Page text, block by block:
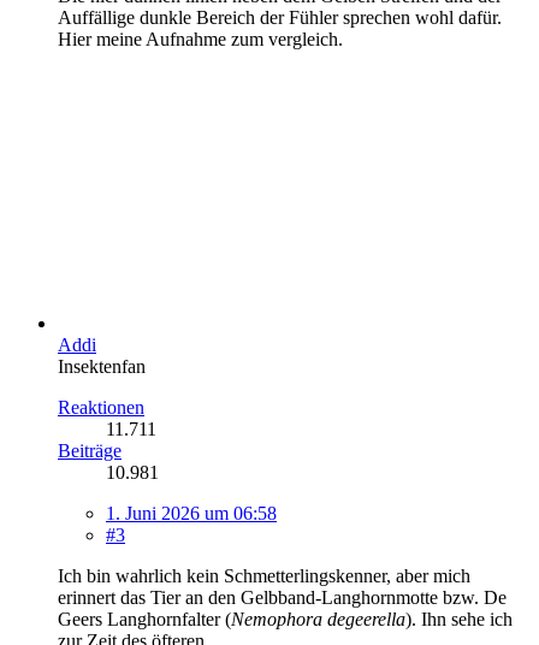
Auffällige dunkle Bereich der Fühler sprechen wohl dafür.
Hier meine Aufnahme zum vergleich.
Addi
Insektenfan
Reaktionen
11.711
Beiträge
10.981
1. Juni 2026 um 06:58
#3
Ich bin wahrlich kein Schmetterlingskenner, aber mich
erinnert das Tier an den Gelbband-Langhornmotte bzw. De
Geers Langhornfalter (Nemophora degeerella). Ihn sehe ich
zur Zeit des öfteren.